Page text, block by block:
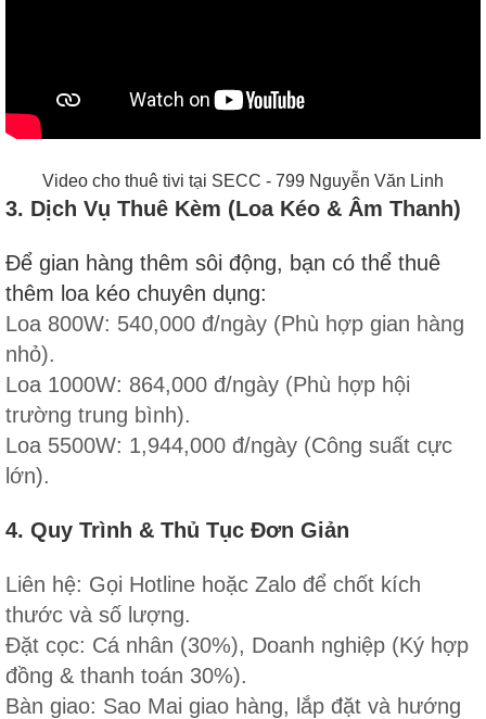
Video cho thuê tivi tại SECC - 799 Nguyễn Văn Linh
3. Dịch Vụ Thuê Kèm (Loa Kéo & Âm Thanh)
Để gian hàng thêm sôi động, bạn có thể thuê
thêm loa kéo chuyên dụng:
Loa 800W: 540,000 đ/ngày (Phù hợp gian hàng
nhỏ).
Loa 1000W: 864,000 đ/ngày (Phù hợp hội
trường trung bình).
Loa 5500W: 1,944,000 đ/ngày (Công suất cực
lớn).
4. Quy Trình & Thủ Tục Đơn Giản
Liên hệ: Gọi Hotline hoặc Zalo để chốt kích
thước và số lượng.
Đặt cọc: Cá nhân (30%), Doanh nghiệp (Ký hợp
đồng & thanh toán 30%).
Bàn giao: Sao Mai giao hàng, lắp đặt và hướng